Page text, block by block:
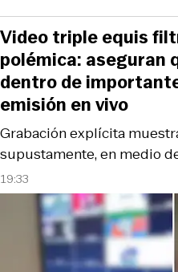
19:33
Grabación explícita
supustamente, en medio
Video triple equis
polémica: aseguran
dentro de
emisión en vivo